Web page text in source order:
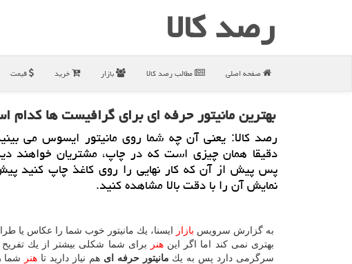
رصد كالا
صفحه اصلی مطالب رصد كالا بازار خرید قیمت
بهترین مانیتور حرفه ای برای گرافیست ها كدام
رصد كالا: یعنی آن چه شما روی مانیتور ایسوس می
دقیقا همان چیزی است كه در چاپ، مشتریان خواهند
پس پیش از آن كه كار نهایی را روی كاغذ چاپ كنید
نمایش آن را با دقت بالا مشاهده كنید.
به گزارش سرویس بازار
ایسنا، یك مانیتور خوب شما را عكاس یا
بهتری نمی كند اما اگر اینهنر
برای شما شكلی بیشتر از یك تفریح
سرگرمی دارد پس به یك مانیتور حرفه ای هم نیاز دارید تا هنر
شما